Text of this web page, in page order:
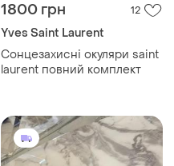
1800 грн 12
Yves Saint Laurent
Сонцезахисні окуляри saint
laurent повний комплект